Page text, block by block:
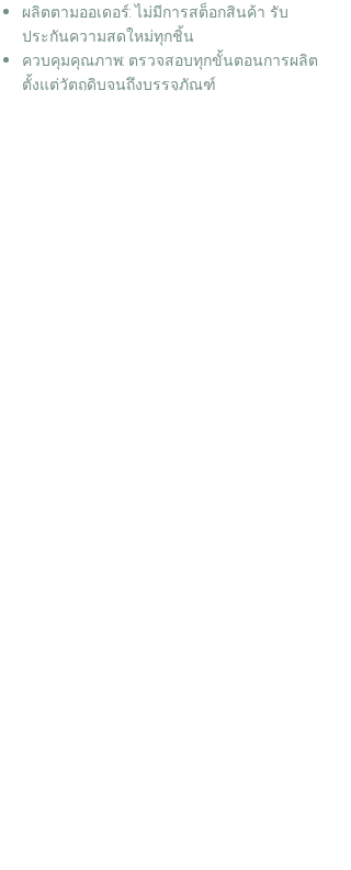
ผลิตตามออเดอร์: ไม่มีการสต็อกสินค้า รับ
ประกันความสดใหม่ทุกชิ้น
ควบคุมคุณภาพ: ตรวจสอบทุกขั้นตอนการผลิต
ตั้งแต่วัตถุดิบจนถึงบรรจุภัณฑ์